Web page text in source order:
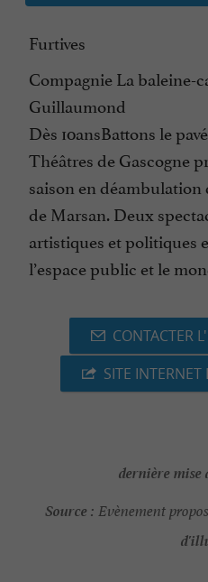
Furtives
Compagnie La baleine-
Guillaumond
Dès 10ansBattons le
Théâtres de Gascogne
saison en
de Marsan. Deux
artistiques et politiques
l’espace public et le
CONTACTER
SITE
dernière mise
Source : Evènement